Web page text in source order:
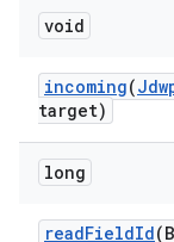
void
incoming(
target)
long
readFieldId